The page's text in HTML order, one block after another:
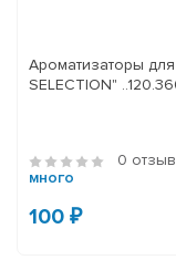
Ароматизаторы
0
много
100 ₽